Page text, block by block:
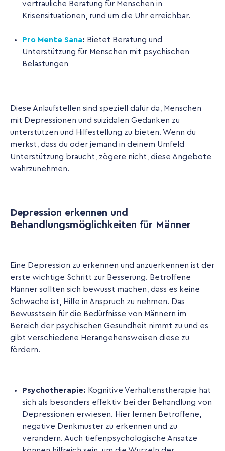
vertrauliche Beratung für Menschen in
Krisensituationen, rund um die Uhr erreichbar.
Pro Mente Sana: Bietet Beratung und
Unterstützung für Menschen mit psychischen
Belastungen
Diese Anlaufstellen sind speziell dafür da, Menschen
mit Depressionen und suizidalen Gedanken zu
unterstützen und Hilfestellung zu bieten. Wenn du
merkst, dass du oder jemand in deinem Umfeld
Unterstützung braucht, zögere nicht, diese Angebote
wahrzunehmen.
Depression erkennen und
Behandlungsmöglichkeiten für Männer
Eine Depression zu erkennen und anzuerkennen ist der
erste wichtige Schritt zur Besserung. Betroffene
Männer sollten sich bewusst machen, dass es keine
Schwäche ist, Hilfe in Anspruch zu nehmen. Das
Bewusstsein für die Bedürfnisse von Männern im
Bereich der psychischen Gesundheit nimmt zu und es
gibt verschiedene Herangehensweisen diese zu
fördern.
Psychotherapie: Kognitive Verhaltenstherapie hat
sich als besonders effektiv bei der Behandlung von
Depressionen erwiesen. Hier lernen Betroffene,
negative Denkmuster zu erkennen und zu
verändern. Auch tiefenpsychologische Ansätze